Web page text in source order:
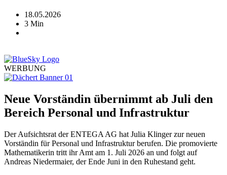
18.05.2026
3 Min
WERBUNG
Neue Vorständin übernimmt ab Juli den
Bereich Personal und Infrastruktur
Der Aufsichtsrat der ENTEGA AG hat Julia Klinger zur neuen
Vorständin für Personal und Infrastruktur berufen. Die promovierte
Mathematikerin tritt ihr Amt am 1. Juli 2026 an und folgt auf
Andreas Niedermaier, der Ende Juni in den Ruhestand geht.